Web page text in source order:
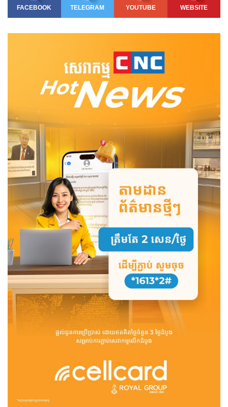
FACEBOOK TELEGRAM YOUTUBE WEBSITE